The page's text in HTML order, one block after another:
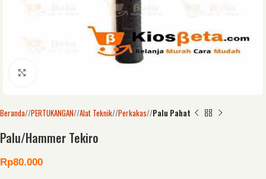
Beranda/ PERTUKANGAN/ Alat Teknik/ Perkakas/ Palu Pahat
Palu/Hammer Tekiro
Rp80.000